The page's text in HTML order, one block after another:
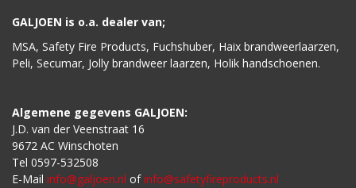
GALJOEN is o.a. dealer van;
MSA, Safety Fire Products, Fuchshuber, Haix brandweerlaarzen,
Peli, Secumar, Jolly brandweer laarzen, Holik handschoenen.
Algemene gegevens GALJOEN:
J.D. van der Veenstraat 16
9672 AC Winschoten
Tel 0597-532508
E-Mail info@galjoen.nl of info@safetyfireproducts.nl